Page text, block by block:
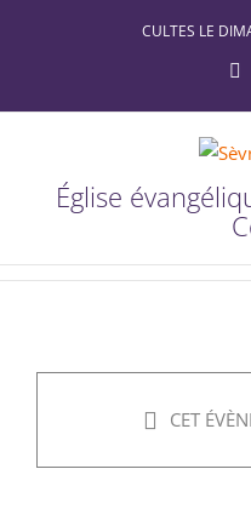
CULTES LE
Église
CET